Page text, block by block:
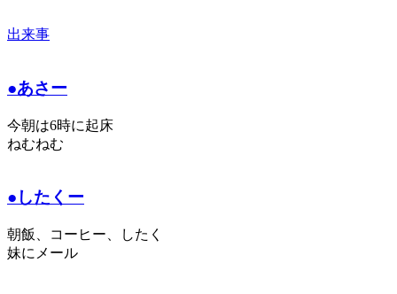
出来事
●あさー
今朝は6時に起床
ねむねむ
●したくー
朝飯、コーヒー、したく
妹にメール